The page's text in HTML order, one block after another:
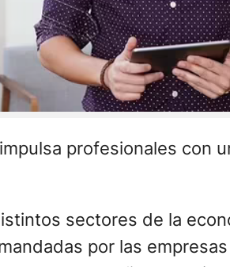
profesionales con
sectores de la
por las